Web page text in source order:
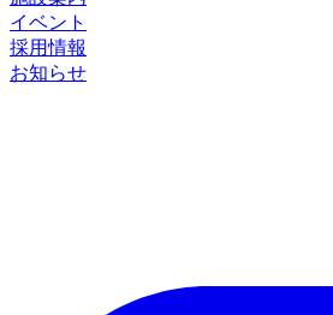
イベント
採用情報
お知らせ